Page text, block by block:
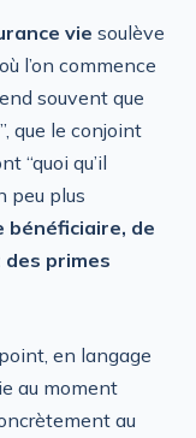
vie soulève
l’on commence
souvent que
que le conjoint
“quoi qu’il
peu plus
bénéficiaire, de
primes
en langage
au moment
au